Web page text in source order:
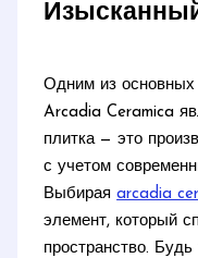
Одним из основных
Arcadia Ceramica
плитка — это
с учетом
Выбираяarcadia
элемент, который
пространство.